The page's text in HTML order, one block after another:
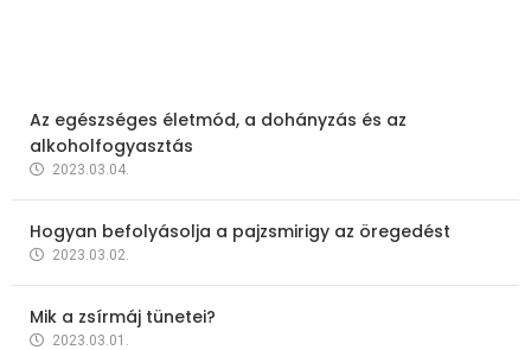
Az egészséges életmód, a dohányzás és az
alkoholfogyasztás
2023.03.04.
Hogyan befolyásolja a pajzsmirigy az öregedést
2023.03.02.
Mik a zsírmáj tünetei?
2023.03.01.